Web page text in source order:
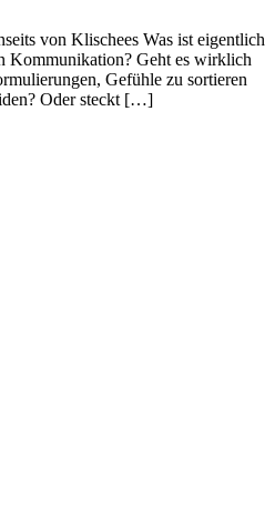
von Klischees Was ist eigentlich
Kommunikation? Geht es wirklich
Gefühle zu sortieren
Oder steckt […]